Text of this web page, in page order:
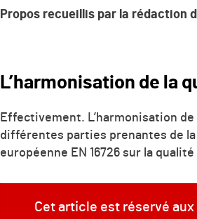
Propos recueillis par la rédaction
L’harmonisation de la
Effectivement. L’harmonisation
différentes parties prenantes de la
européenne EN 16726 sur la
Cet article est réservé